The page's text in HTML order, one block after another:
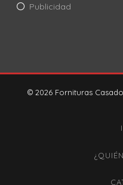
Publicidad
© 2026 Fornituras